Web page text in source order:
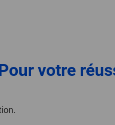
votre